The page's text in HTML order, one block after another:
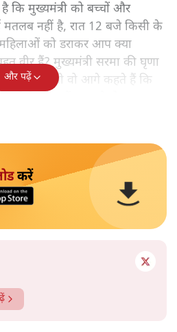
कि मुख्यमंत्री को बच्चों और
मतलब नहीं है, रात 12 बजे किसी के
को डराकर आप क्या
वीर हैं? मुख्यमंत्री सरमा की घृणा
नहीं रुकती वो आगे कहते हैं कि
और पढ़ें
करें